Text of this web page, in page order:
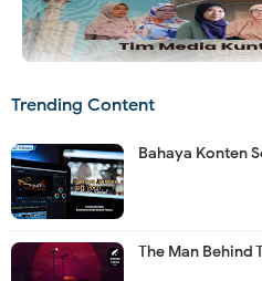
Trending Content
Bahaya Konten
The Man Behind